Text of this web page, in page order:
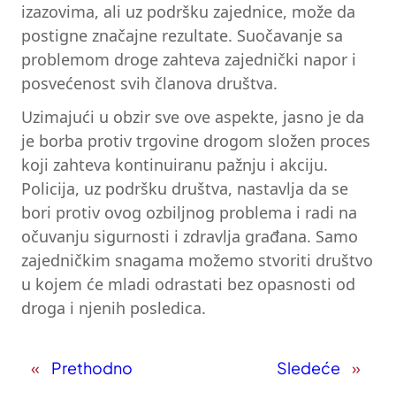
izazovima, ali uz podršku zajednice, može da
postigne značajne rezultate. Suočavanje sa
problemom droge zahteva zajednički napor i
posvećenost svih članova društva.
Uzimajući u obzir sve ove aspekte, jasno je da
je borba protiv trgovine drogom složen proces
koji zahteva kontinuiranu pažnju i akciju.
Policija, uz podršku društva, nastavlja da se
bori protiv ovog ozbiljnog problema i radi na
očuvanju sigurnosti i zdravlja građana. Samo
zajedničkim snagama možemo stvoriti društvo
u kojem će mladi odrastati bez opasnosti od
droga i njenih posledica.
« Prethodno Sledeće »